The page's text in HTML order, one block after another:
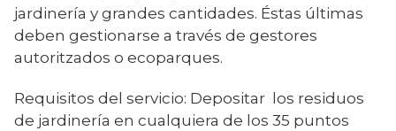
jardinería y grandes cantidades. Éstas últimas
deben gestionarse a través de gestores
autoritzados o ecoparques.
Requisitos del servicio: Depositar los residuos
de jardinería en cualquiera de los 35 puntos